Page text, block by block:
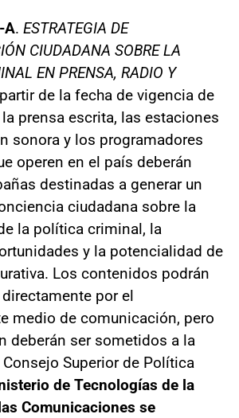
A. ESTRATEGIA DE
CIUDADANA SOBRE LA
EN PRENSA, RADIO Y
de la fecha de vigencia de
prensa escrita, las estaciones
sonora y los programadores
operen en el país deberán
destinadas a generar un
ciudadana sobre la
la política criminal, la
y la potencialidad de
Los contenidos podrán
por el
medio de comunicación, pero
deberán ser sometidos a la
Superior de Política
de Tecnologías de la
Comunicaciones se